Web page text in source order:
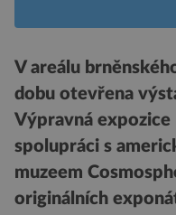
V areálu
dobu otevřena
Výpravná
spolupráci s
muzeem
originálních